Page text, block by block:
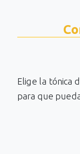
Elige la tónica
para que